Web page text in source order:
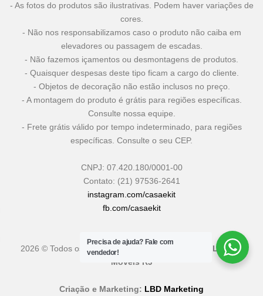
- As fotos do produtos são ilustrativas. Podem haver variações de
cores.
- Não nos responsabilizamos caso o produto não caiba em
elevadores ou passagem de escadas.
- Não fazemos içamentos ou desmontagens de produtos.
- Quaisquer despesas deste tipo ficam a cargo do cliente.
- Objetos de decoração não estão inclusos no preço.
- A montagem do produto é grátis para regiões específicas.
Consulte nossa equipe.
- Frete grátis válido por tempo indeterminado, para regiões
específicas. Consulte o seu CEP.
CNPJ: 07.420.180/0001-00
Contato: (21) 97536-2641
instagram.com/casaekit
fb.com/casaekit
2026 © Todos os Direitos Reservados
Casa & Kit - Loja de
Móveis RJ
Criação e Marketing: LBD Marketing
Precisa de ajuda? Fale com
vendedor!